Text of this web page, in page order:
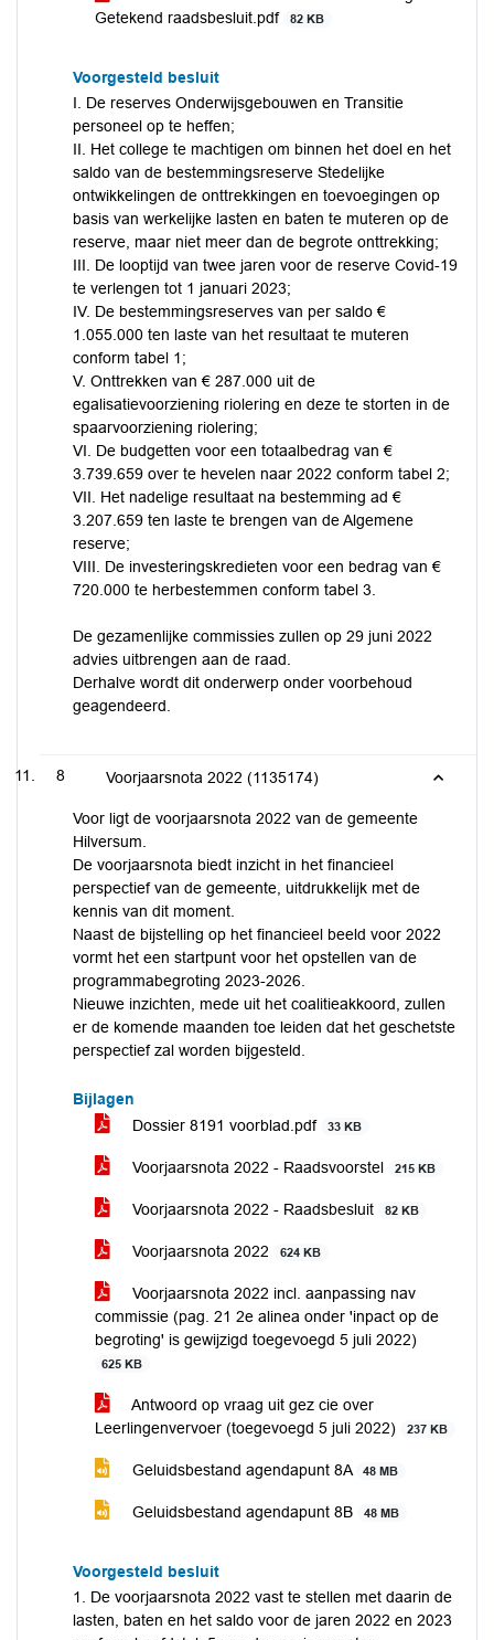
Getekend raadsbesluit.pdf
82 KB
Voorgesteld besluit
I. De reserves Onderwijsgebouwen en Transitie
personeel op te heffen;
II. Het college te machtigen om binnen het doel en het
saldo van de bestemmingsreserve Stedelijke
ontwikkelingen de onttrekkingen en toevoegingen op
basis van werkelijke lasten en baten te muteren op de
reserve, maar niet meer dan de begrote onttrekking;
III. De looptijd van twee jaren voor de reserve Covid-19
te verlengen tot 1 januari 2023;
IV. De bestemmingsreserves van per saldo €
1.055.000 ten laste van het resultaat te muteren
conform tabel 1;
V. Onttrekken van € 287.000 uit de
egalisatievoorziening riolering en deze te storten in de
spaarvoorziening riolering;
VI. De budgetten voor een totaalbedrag van €
3.739.659 over te hevelen naar 2022 conform tabel 2;
VII. Het nadelige resultaat na bestemming ad €
3.207.659 ten laste te brengen van de Algemene
reserve;
VIII. De investeringskredieten voor een bedrag van €
720.000 te herbestemmen conform tabel 3.
De gezamenlijke commissies zullen op 29 juni 2022
advies uitbrengen aan de raad.
Derhalve wordt dit onderwerp onder voorbehoud
geagendeerd.
8 Voorjaarsnota 2022 (1135174)
Voor ligt de voorjaarsnota 2022 van de gemeente
Hilversum.
De voorjaarsnota biedt inzicht in het financieel
perspectief van de gemeente, uitdrukkelijk met de
kennis van dit moment.
Naast de bijstelling op het financieel beeld voor 2022
vormt het een startpunt voor het opstellen van de
programmabegroting 2023-2026.
Nieuwe inzichten, mede uit het coalitieakkoord, zullen
er de komende maanden toe leiden dat het geschetste
perspectief zal worden bijgesteld.
Bijlagen
Dossier 8191 voorblad.pdf
33 KB
Voorjaarsnota 2022 - Raadsvoorstel 215 KB
Voorjaarsnota 2022 - Raadsbesluit 82 KB
Voorjaarsnota 2022 624 KB
Voorjaarsnota 2022 incl. aanpassing nav
commissie (pag. 21 2e alinea onder 'inpact op de
begroting' is gewijzigd toegevoegd 5 juli 2022)
625 KB
Antwoord op vraag uit gez cie over
Leerlingenvervoer (toegevoegd 5 juli 2022)
237 KB
Geluidsbestand agendapunt 8A 48 MB
Geluidsbestand agendapunt 8B 48 MB
Voorgesteld besluit
1. De voorjaarsnota 2022 vast te stellen met daarin de
lasten, baten en het saldo voor de jaren 2022 en 2023